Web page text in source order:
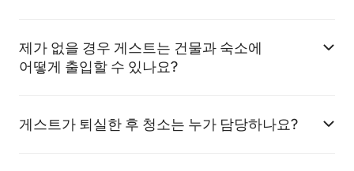
제가 없을 경우 게스트는 건물과 숙소에
어떻게 출입할 수 있나요?
게스트가 퇴실한 후 청소는 누가 담당하나요?